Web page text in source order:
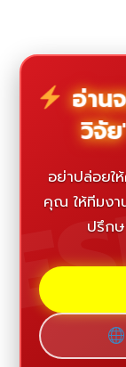
อ่าน
วิจั
อย่าปล่อยใ
คุณ ให้ทีมงา
ปรึก